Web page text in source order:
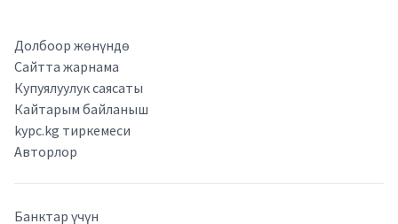
Долбоор жөнүндө
Сайтта жарнама
Купуялуулук саясаты
Кайтарым байланыш
kypc.kg тиркемеси
Авторлор
Банктар үчүн